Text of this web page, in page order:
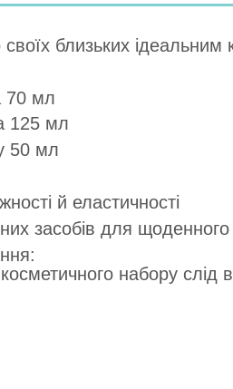
своїх близьких
70 мл
125 мл
50 мл
й еластичності
засобів для
набору слід